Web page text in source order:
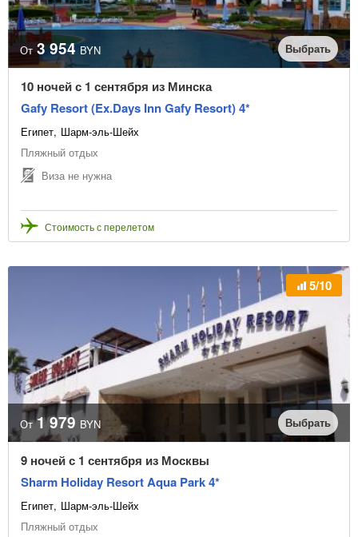
Виза не нужна
Тип транспорта
Цена с транспортом
Без ночных переездов
Звёздность отеля
Линия пляжа
1-я 2-я 3-я
Турагентство
Очистить фильтр
От 3 954 BYN Выбрать
10 ночей с 1 сентября из Минска
Gafy Resort (Ex.Days Inn Gafy Resort) 4*
Египет Шарм-эль-Шейх
Пляжный отдых
Виза не нужна
Стоимость с перелетом
5/10
От 1 979 BYN Выбрать
9 ночей с 1 сентября из Москвы
Sharm Holiday Resort Aqua Park 4*
Египет Шарм-эль-Шейх
Пляжный отдых